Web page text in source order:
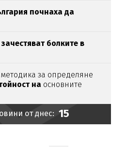
почнаха да
болките в
методика за определяне
на основните
от днес: 15